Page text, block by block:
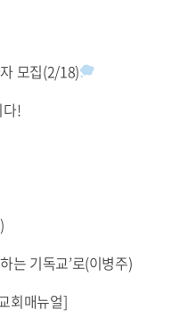
모집(2/18)
다!
는 기독교’로(이병주)
회매뉴얼]